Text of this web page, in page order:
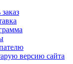
версию сайта